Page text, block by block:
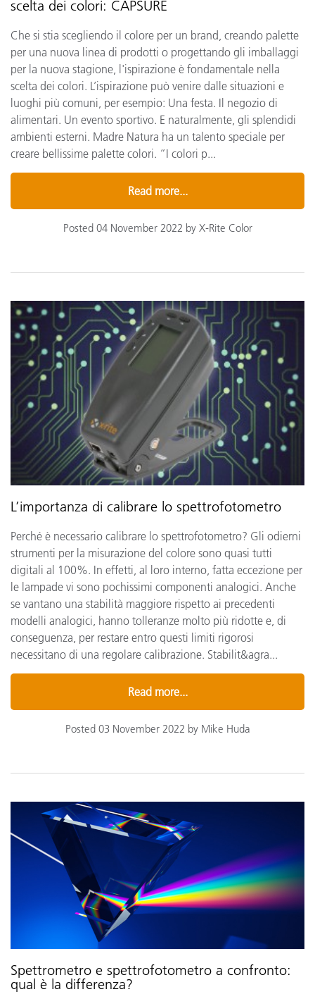
scelta dei colori: CAPSURE
Che si stia scegliendo il colore per un brand, creando palette
per una nuova linea di prodotti o progettando gli imballaggi
per la nuova stagione, l'ispirazione è fondamentale nella
scelta dei colori. L’ispirazione può venire dalle situazioni e
luoghi più comuni, per esempio: Una festa. Il negozio di
alimentari. Un evento sportivo. E naturalmente, gli splendidi
ambienti esterni. Madre Natura ha un talento speciale per
creare bellissime palette colori. “I colori p...
Read more...
Posted 04 November 2022 by X-Rite Color
L’importanza di calibrare lo spettrofotometro
Perché è necessario calibrare lo spettrofotometro? Gli odierni
strumenti per la misurazione del colore sono quasi tutti
digitali al 100%. In effetti, al loro interno, fatta eccezione per
le lampade vi sono pochissimi componenti analogici. Anche
se vantano una stabilità maggiore rispetto ai precedenti
modelli analogici, hanno tolleranze molto più ridotte e, di
conseguenza, per restare entro questi limiti rigorosi
necessitano di una regolare calibrazione. Stabilit&agra...
Read more...
Posted 03 November 2022 by Mike Huda
Spettrometro e spettrofotometro a confronto:
qual è la differenza?